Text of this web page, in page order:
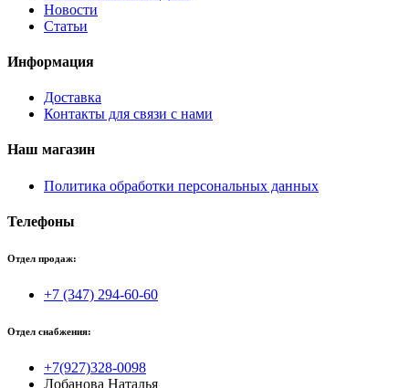
Новости
Статьи
Информация
Доставка
Контакты для связи с нами
Наш магазин
Политика обработки персональных данных
Телефоны
Отдел продаж:
+7 (347) 294-60-60
Отдел снабжения:
+7(927)328-0098
Лобанова Наталья